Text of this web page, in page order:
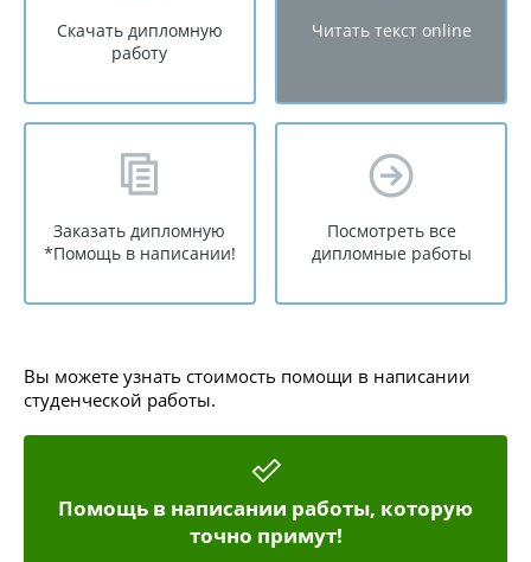
Скачать дипломную
работу
Читать текст online
Заказать дипломную
*Помощь в написании!
Посмотреть все
дипломные работы
Вы можете узнать стоимость помощи в написании
студенческой работы.
Помощь в написании работы, которую
точно примут!